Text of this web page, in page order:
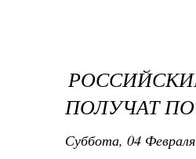
ПОЛУЧАТ
Суббота, 04